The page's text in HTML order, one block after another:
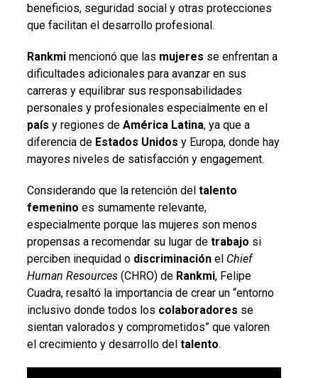
beneficios, seguridad social y otras protecciones
que facilitan el desarrollo profesional.
Rankmimencionó que las mujeres se enfrentan a
dificultades adicionales para avanzar en sus
carreras y equilibrar sus responsabilidades
personales y profesionales especialmente en el
país y regiones de América Latina, ya que a
diferencia de Estados Unidos y Europa, donde hay
mayores niveles de satisfacción y engagement.
Considerando que la retención del talento
femenino es sumamente relevante,
especialmente porque las mujeres son menos
propensas a recomendar su lugar de trabajo si
perciben inequidad o discriminaciónel Chief
Human Resources (CHRO) de Rankmi, Felipe
Cuadra, resaltó la importancia de crear un “entorno
inclusivo donde todos los colaboradores se
sientan valorados y comprometidos” que valoren
el crecimiento y desarrollo del talento.